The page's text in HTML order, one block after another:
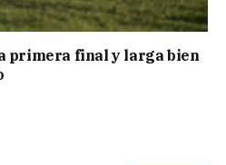
primera final y larga bien